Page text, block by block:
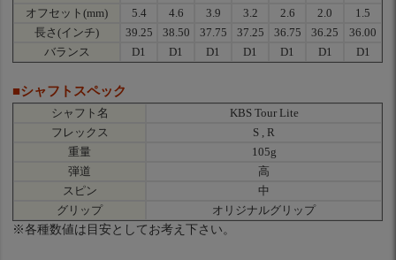
オフセット(mm) 5.4 4.6 3.9 3.2 2.6 2.0
1.5
長さ(インチ)
39.25 38.50 37.75 37.25 36.75 36.25
36.00
バランス
D1 D1 D1 D1 D1 D1 D1
■シャフトスペック
シャフト名
KBS Tour Lite
フレックス
S , R
重量
105g
弾道
高
スピン
中
グリップ
オリジナルグリップ
※各種数値は目安としてお考え下さい。